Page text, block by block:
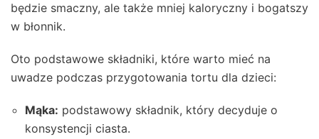
będzie smaczny, ale także mniej kaloryczny i bogatszy
w błonnik.
Oto podstawowe składniki, które warto mieć na
uwadze podczas przygotowania tortu dla dzieci:
Mąka: podstawowy składnik, który decyduje o
konsystencji ciasta.